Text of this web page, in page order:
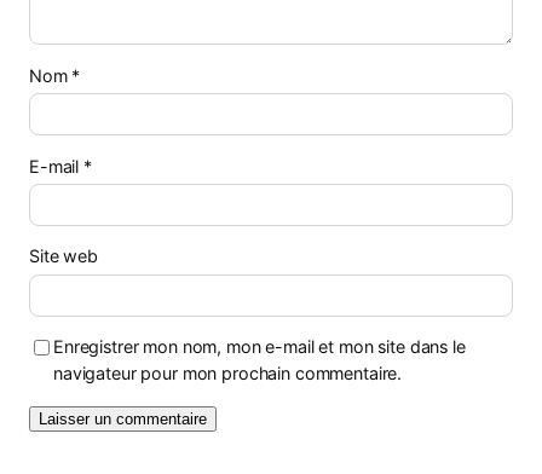
Nom *
E-mail *
Site web
Enregistrer mon nom, mon e-mail et mon site dans le
navigateur pour mon prochain commentaire.